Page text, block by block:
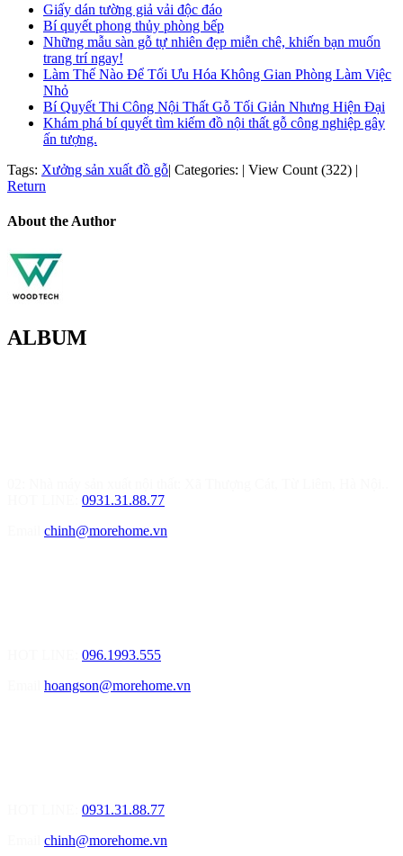
Giấy dán tường giả vải độc đáo
Bí quyết phong thủy phòng bếp
Những mẫu sàn gỗ tự nhiên đẹp miễn chê, khiến bạn muốn
trang trí ngay!
Làm Thế Nào Để Tối Ưu Hóa Không Gian Phòng Làm Việc
Nhỏ
Bí Quyết Thi Công Nội Thất Gỗ Tối Giản Nhưng Hiện Đại
Khám phá bí quyết tìm kiếm đồ nội thất gỗ công nghiệp gây
ấn tượng.
Tags: Xưởng sản xuất đồ gỗ| Categories: | View Count (322) |
Return
About the Author
ALBUM
0931.31.88.77
chinh@morehome.vn
096.1993.555
hoangson@morehome.vn
0931.31.88.77
chinh@morehome.vn